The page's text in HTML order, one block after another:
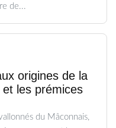
de...
origines de la
les prémices
du Mâconnais,